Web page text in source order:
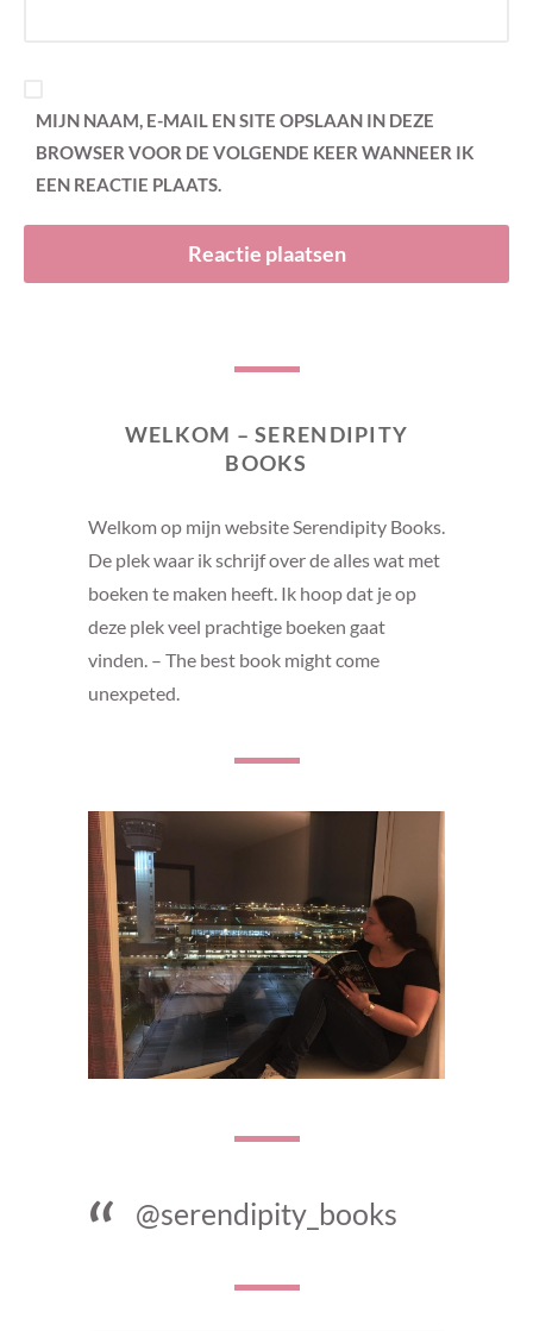
MIJN NAAM, E-MAIL EN SITE OPSLAAN IN DEZE
BROWSER VOOR DE VOLGENDE KEER WANNEER IK
EEN REACTIE PLAATS.
WELKOM – SERENDIPITY
BOOKS
Welkom op mijn website Serendipity Books.
De plek waar ik schrijf over de alles wat met
boeken te maken heeft. Ik hoop dat je op
deze plek veel prachtige boeken gaat
vinden. – The best book might come
unexpeted.
@serendipity_books